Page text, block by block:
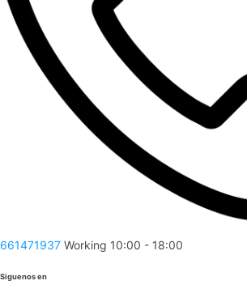
661471937 Working 10:00 - 18:00
Siguenos en